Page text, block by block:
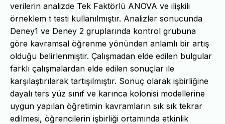
verilerin analizde Tek Faktörlü ANOVA ve ilişkili
örneklem t testi kullanılmıştır. Analizler sonucunda
Deney1 ve Deney 2 gruplarında kontrol grubuna
göre kavramsal öğrenme yönünden anlamlı bir artış
olduğu belirlenmiştir. Çalışmadan elde edilen bulgular
farklı çalışmalardan elde edilen sonuçlar ile
karşılaştırılarak tartışılmıştır. Sonuç olarak işbirliğine
dayalı ters yüz sınıf ve karınca kolonisi modellerine
uygun yapılan öğretimin kavramların sık sık tekrar
edilmesi, öğrencilerin işbirliği ortamında etkinlik